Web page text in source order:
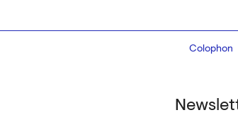
Colophon
Design: